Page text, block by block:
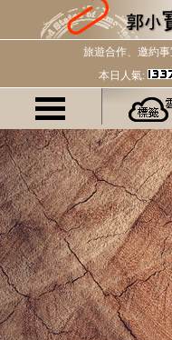
旅遊合作、邀約事
本日人氣: